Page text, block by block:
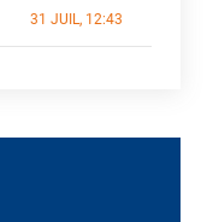
31 JUIL, 12:43